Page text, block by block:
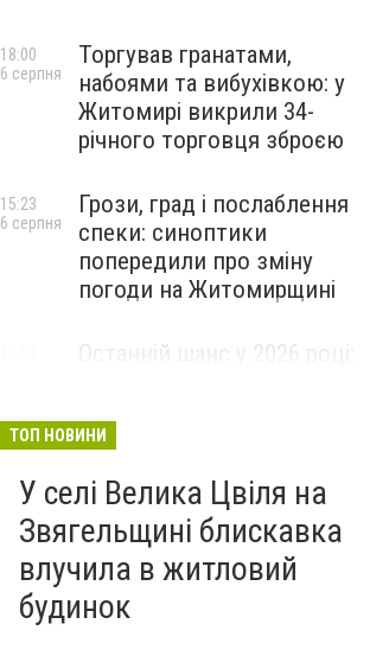
Торгував гранатами,
набоями та вибухівкою: у
Житомирі викрили 34-
річного торговця зброєю
18:00
6 серпня
Грози, град і послаблення
спеки: синоптики
попередили про зміну
погоди на Житомирщині
15:23
6 серпня
Останній шанс у 2026 році:
майбутніх водійок автобусів
ТОП НОВИНИ
У селі Велика Цвіля на
Звягельщині блискавка
влучила в житловий
будинок